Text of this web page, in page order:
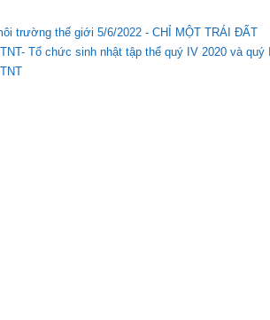
trường thế giới 5/6/2022 - CHỈ MỘT TRÁI ĐẤT
Tổ chức sinh nhật tập thể quý IV 2020 và quý